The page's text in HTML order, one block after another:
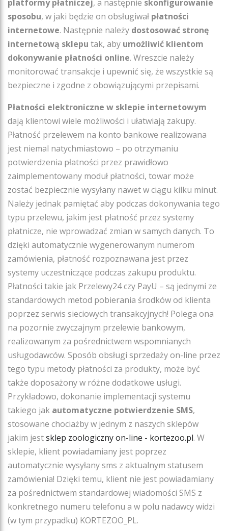
platformy płatniczej, a następnie skonfigurowanie
sposobu, w jaki będzie on obsługiwał płatności
internetowe. Następnie należy dostosować stronę
internetową sklepu tak, aby umożliwić klientom
dokonywanie płatności online. Wreszcie należy
monitorować transakcje i upewnić się, że wszystkie są
bezpieczne i zgodne z obowiązującymi przepisami.
Płatności elektroniczne w sklepie internetowym
dają klientowi wiele możliwości i ułatwiają zakupy.
Płatność przelewem na konto bankowe realizowana
jest niemal natychmiastowo – po otrzymaniu
potwierdzenia płatności przez prawidłowo
zaimplementowany moduł płatności, towar może
zostać bezpiecznie wysyłany nawet w ciągu kilku minut.
Należy jednak pamiętać aby podczas dokonywania tego
typu przelewu, jakim jest płatność przez systemy
płatnicze, nie wprowadzać zmian w samych danych. To
dzięki automatycznie wygenerowanym numerom
zamówienia, płatność rozpoznawana jest przez
systemy uczestniczące podczas zakupu produktu.
Płatności takie jak Przelewy24 czy PayU – są jednymi ze
standardowych metod pobierania środków od klienta
poprzez serwis sieciowych transakcyjnych! Polega ona
na pozornie zwyczajnym przelewie bankowym,
realizowanym za pośrednictwem wspomnianych
usługodawców. Sposób obsługi sprzedaży on-line przez
tego typu metody płatności za produkty, może być
także doposażony w różne dodatkowe usługi.
Przykładowo, dokonanie implementacji systemu
takiego jak automatyczne potwierdzenie SMS,
stosowane chociażby w jednym z naszych sklepów
jakim jestsklep zoologiczny on-line - kortezoo.pl. W
sklepie, klient powiadamiany jest poprzez
automatycznie wysyłany sms z aktualnym statusem
zamówienia! Dzięki temu, klient nie jest powiadamiany
za pośrednictwem standardowej wiadomości SMS z
konkretnego numeru telefonu a w polu nadawcy widzi
(w tym przypadku) KORTEZOO_PL.